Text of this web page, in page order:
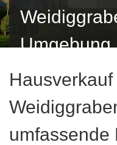
Umgebung
umfassende